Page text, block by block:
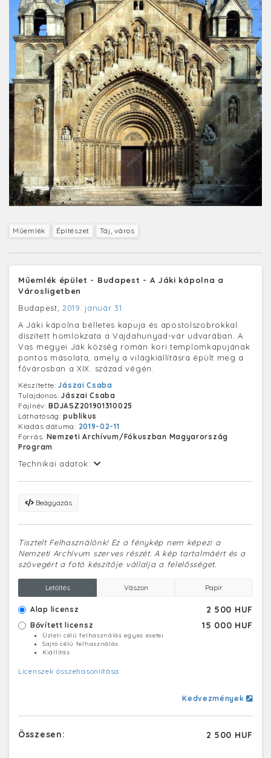
Műemlék Építészet Táj, város
Műemlék épület - Budapest - A Jáki kápolna a
Városligetben
Budapest, 2019. január 31.
A Jáki kápolna bélletes kapuja és apostolszobrokkal
díszített homlokzata a Vajdahunyad-vár udvarában. A
Vas megyei Ják község román kori templomkapujának
pontos másolata, amely a világkiállításra épült meg a
fővárosban a XIX. század végén.
Készítette:Jászai Csaba
Tulajdonos:Jászai Csaba
Fájlnév:BDJASZ201901310025
Láthatóság:publikus
Kiadás dátuma: 2019-02-11
Forrás: Nemzeti Archívum/Fókuszban Magyarország
Program
Technikai adatok:
Beágyazás
Tisztelt Felhasználónk! Ez a fénykép nem képezi a
Nemzeti Archívum szerves részét. A kép tartalmáért és a
szövegért a fotó készítője vállalja a felelősséget.
Letöltés Vászon Papír
Alap licensz 2 500 HUF
Bővített licensz 15 000 HUF
Üzleti célú felhasználás egyes esetei
Sajtó célú felhasználás
Kiállítás
Licenszek összehasonlítása
Kedvezmények
Összesen: 2 500 HUF